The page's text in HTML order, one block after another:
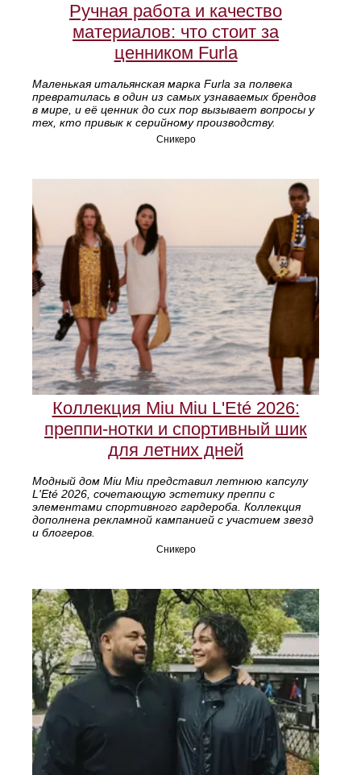
Ручная работа и качество
материалов: что стоит за
ценником Furla
Маленькая итальянская марка Furla за полвека
превратилась в один из самых узнаваемых брендов
в мире, и её ценник до сих пор вызывает вопросы у
тех, кто привык к серийному производству.
Сникеро
Коллекция Miu Miu L'Eté 2026:
преппи-нотки и спортивный шик
для летних дней
Модный дом Miu Miu представил летнюю капсулу
L'Eté 2026, сочетающую эстетику преппи с
элементами спортивного гардероба. Коллекция
дополнена рекламной кампанией с участием звезд
и блогеров.
Сникеро